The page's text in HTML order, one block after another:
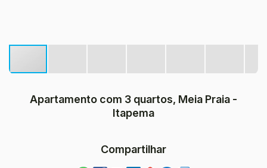
Apartamento com 3 quartos, Meia Praia -
Itapema
Compartilhar